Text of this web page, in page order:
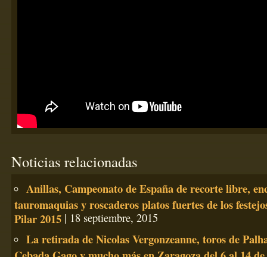
Noticias relacionadas
Anillas, Campeonato de España de recorte libre,
tauromaquias y roscaderos platos fuertes de los
Pilar 2015| 18 septiembre, 2015
La retirada de Nicolas Vergonzeanne, toros de
Cebada Gago y mucho más en Zaragoza del 6 al 14